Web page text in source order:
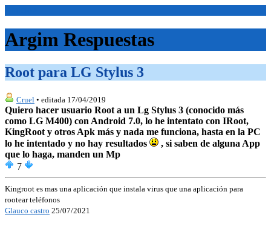
Argim Respuestas
Root para LG Stylus 3
Cruel • editada 17/04/2019
Quiero hacer usuario Root a un Lg Stylus 3 (conocido más
como LG M400) con Android 7.0, lo he intentato con IRoot,
KingRoot y otros Apk más y nada me funciona, hasta en la PC
lo he intentado y no hay resultados
, si saben de alguna App
que lo haga, manden un Mp
7
Kingroot es mas una aplicación que instala virus que una aplicación para
rootear teléfonos
Glauco castro 25/07/2021